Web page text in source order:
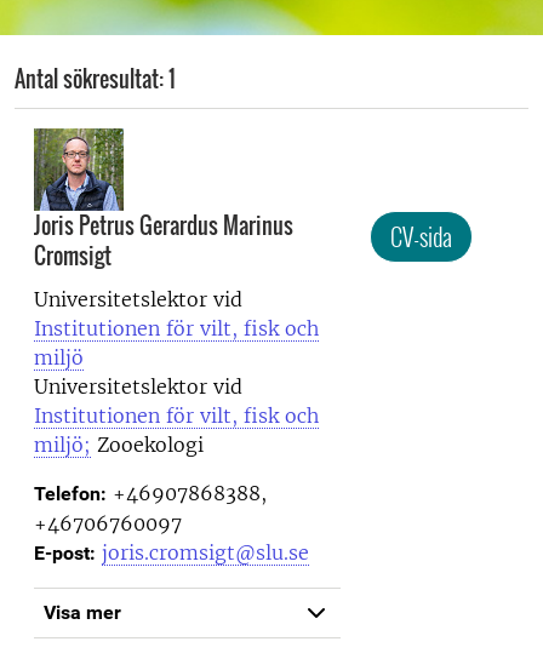
Antal sökresultat: 1
Joris Petrus Gerardus Marinus
Cromsigt
Universitetslektor vid
Institutionen för vilt, fisk och
miljö
Universitetslektor vid
Institutionen för vilt, fisk och
miljö; Zooekologi
Telefon: +46907868388,
+46706760097
E-post: joris.cromsigt@slu.se
Visa mer
CV-sida